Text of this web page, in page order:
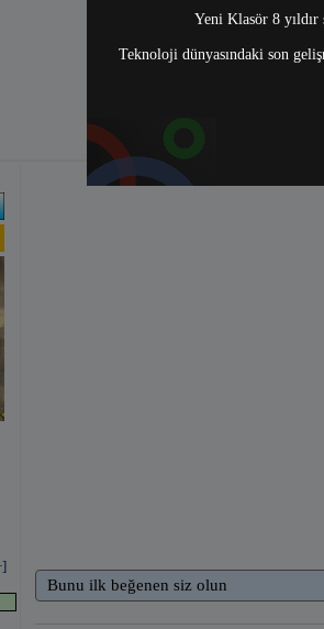
Yeni Klasör 8
Teknoloji dünyasındaki son
Bunu ilk beğenen siz olun